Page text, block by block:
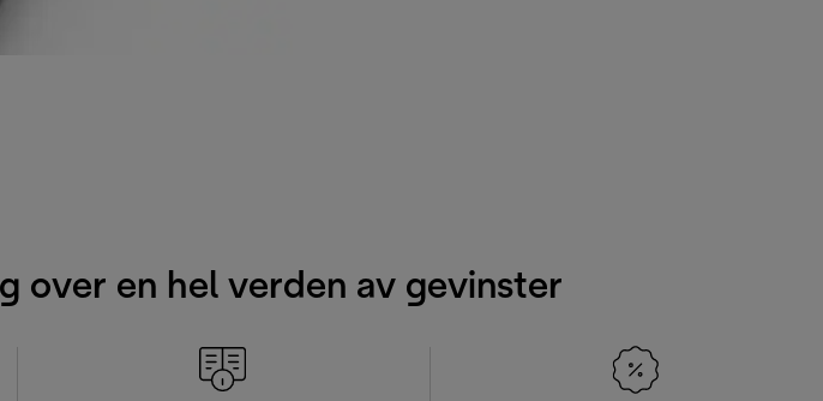
over en hel verden av gevinster